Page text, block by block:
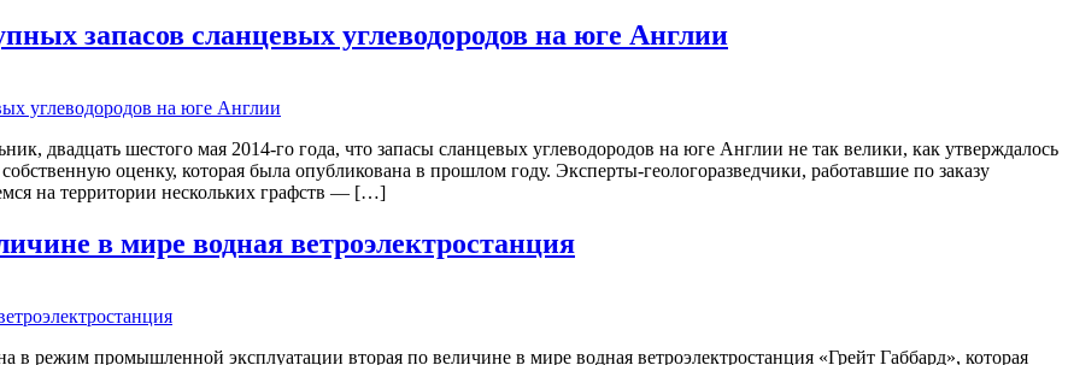
запасов сланцевых углеводородов на юге Англии
двадцать шестого мая 2014-го года, что запасы сланцевых углеводородов на юге Англии не так велики, как утверждалось
оценку, которая была опубликована в прошлом году. Эксперты-геологоразведчики, работавшие по заказу
на территории нескольких графств — […]
в мире водная ветроэлектростанция
режим промышленной эксплуатации вторая по величине в мире водная ветроэлектростанция «Грейт Габбард», которая